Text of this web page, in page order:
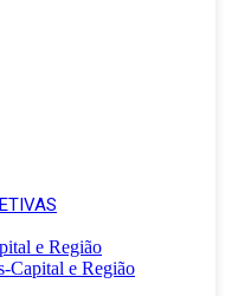
e Região
Capital e Região